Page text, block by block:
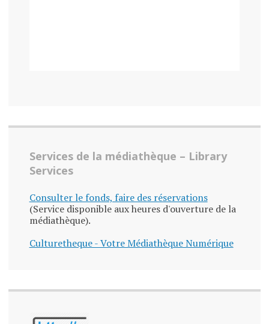
Services de la médiathèque – Library
Services
Consulter le fonds, faire des réservations
(Service disponible aux heures d'ouverture de la
médiathèque).
Culturetheque - Votre Médiathèque Numérique